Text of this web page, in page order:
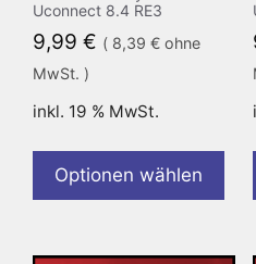
Uconnect 8.4 RE3
9,99 € ( 8,39 € ohne
MwSt. )
inkl. 19 % MwSt.
Optionen wählen